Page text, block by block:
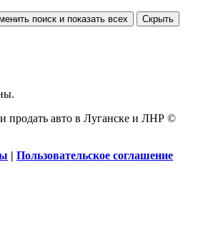
продать авто в Луганске и ЛНР ©
| Пользовательское соглашение